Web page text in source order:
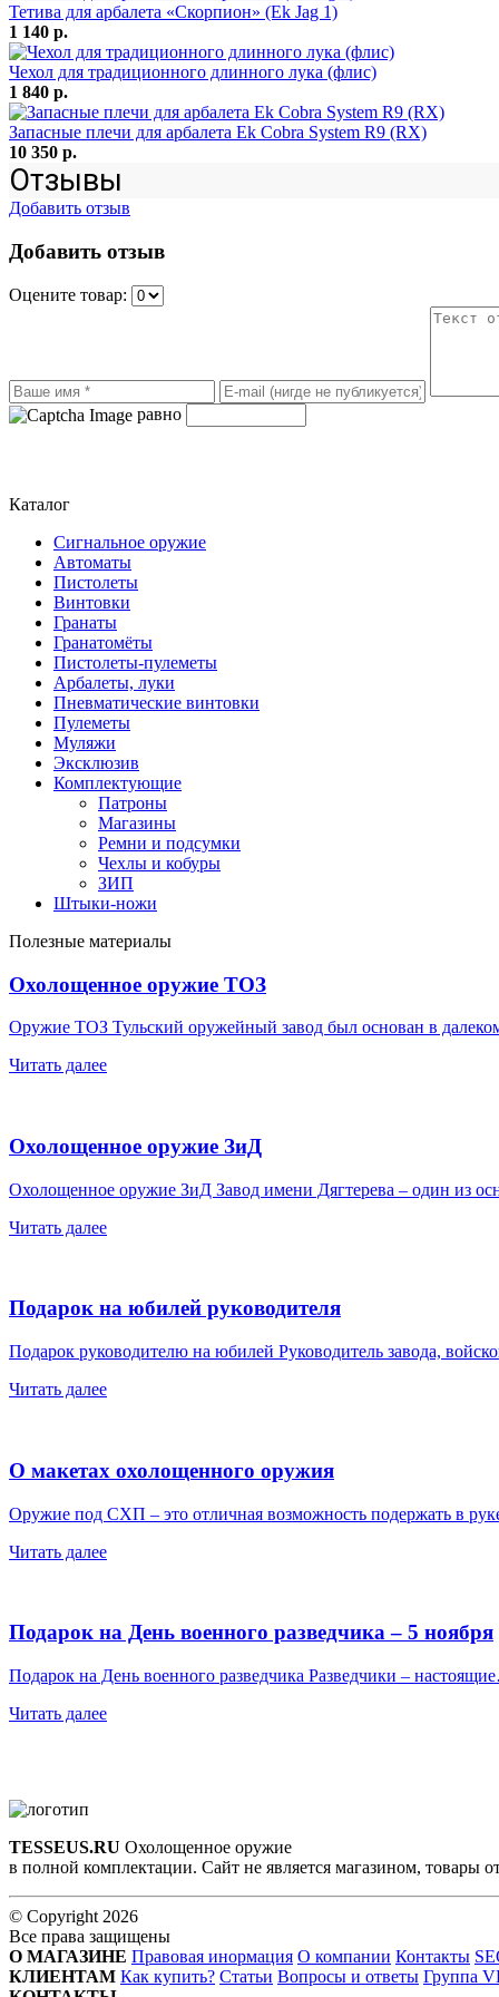
Тетива для арбалета «Скорпион» (Ek Jag 1)
1 140 р.
Чехол для традиционного длинного лука (флис)
1 840 р.
Запасные плечи для арбалета Ek Cobra System R9 (RX)
10 350 р.
Отзывы
Добавить отзыв
Добавить отзыв
Оцените товар:
равно
Каталог
Сигнальное оружие
Автоматы
Пистолеты
Винтовки
Гранаты
Гранатомёты
Пистолеты-пулеметы
Арбалеты, луки
Пневматические винтовки
Пулеметы
Муляжи
Эксклюзив
Комплектующие
Патроны
Магазины
Ремни и подсумки
Чехлы и кобуры
ЗИП
Штыки-ножи
Полезные материалы
Охолощенное оружие ТОЗ
Оружие ТОЗ Тульский оружейный завод был основан в
Читать далее
Охолощенное оружие ЗиД
Охолощенное оружие ЗиД Завод имени Дягтерева – один из
Читать далее
Подарок на юбилей руководителя
Подарок руководителю на юбилей Руководитель завода,
Читать далее
О макетах охолощенного оружия
Оружие под СХП – это отличная возможность подержать в
Читать далее
Подарок на День военного разведчика – 5 ноября
Подарок на День военного разведчика Разведчики –
Читать далее
TESSEUS.RU Охолощенное оружие
в полной комплектации. Сайт не является магазином, товары
© Copyright 2026
Все права защищены
О МАГАЗИНЕ Правовая инормация О компании Контакты
КЛИЕНТАМ Как купить? Статьи Вопросы и ответы Группа